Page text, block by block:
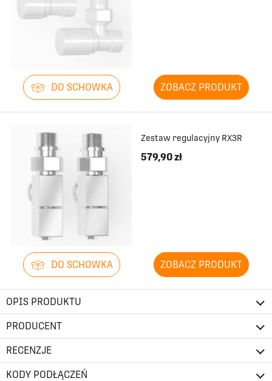
DO SCHOWKA ZOBACZ PRODUKT
Zestaw regulacyjny RX3R
579,90 zł
DO SCHOWKA ZOBACZ PRODUKT
OPIS PRODUKTU
PRODUCENT
RECENZJE
KODY PODŁĄCZEŃ